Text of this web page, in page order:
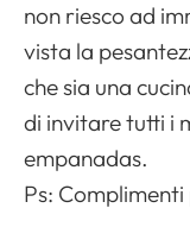
non riesco ad
vista la
che sia una
di invitare tutti i
empanadas.
Ps: